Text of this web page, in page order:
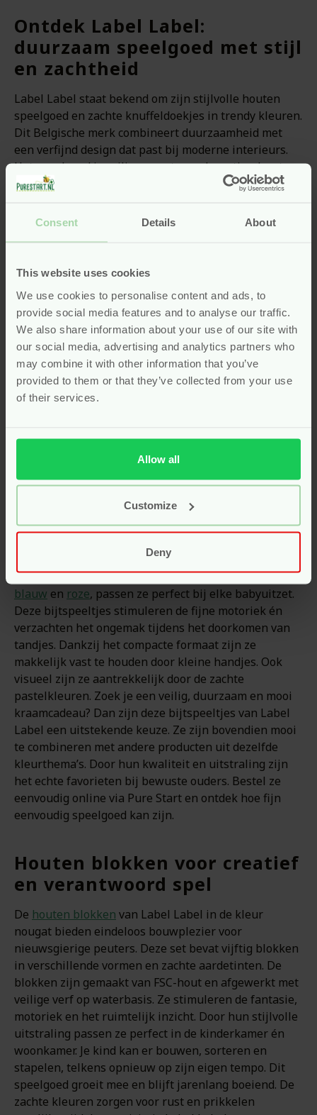
Consent Details About
This website uses cookies
We use cookies to personalise content and ads, to
provide social media features and to analyse our traffic.
We also share information about your use of our site with
our social media, advertising and analytics partners who
may combine it with other information that you’ve
provided to them or that they’ve collected from your use
of their services.
Allow all
Customize
Deny
Ontdek Label Label:
duurzaam speelgoed met stijl
en zachtheid
Label Label staat bekend om zijn stijlvolle houten
speelgoed en zachte knuffeldoekjes in trendy kleuren.
Dit Belgische merk combineert duurzaamheid met
een verfijnd design dat past bij moderne interieurs.
Het speelgoed is veilig, verantwoord en stimuleert
spelenderwijs de ontwikkeling van je kind. De
en hoogwaardige stoffen, vrij van schadelijke stoffen.
rustige kleuren en zachte vormen maken het
Pure Start vind je een uitgebreide selectie Label
Label-producten die passen bij elke fase van de
eerste kinderjaren. Of je nu op zoek bent naar een
lief kraamcadeau of educatief speelgoed: Label Label
heeft voor elk moment iets bijzonders. Ontdek
hieronder onze collectie en laat je verrassen door de
zachte wereld van Label Label.
Houten bijtspeeltjes die
comfort en motoriek
combineren
De houten bijtspeeltjes van Label Label zijn ideaal
tandjes. De konijntjes zijn gemaakt van duurzaam
hout en hebben een zachte afwerking. Verkrijgbaar in
blauw en roze, passen ze perfect bij elke babyuitzet.
Deze bijtspeeltjes stimuleren de fijne motoriek én
verzachten het ongemak tijdens het doorkomen van
tandjes. Dankzij het compacte formaat zijn ze
makkelijk vast te houden door kleine handjes. Ook
visueel zijn ze aantrekkelijk door de zachte
pastelkleuren. Zoek je een veilig, duurzaam en mooi
kraamcadeau? Dan zijn deze bijtspeeltjes van Label
Label een uitstekende keuze. Ze zijn bovendien mooi
te combineren met andere producten uit dezelfde
kleurthema’s. Door hun kwaliteit en uitstraling zijn
het echte favorieten bij bewuste ouders. Bestel ze
eenvoudig online via Pure Start en ontdek hoe fijn
eenvoudig speelgoed kan zijn.
Houten blokken voor creatief
en verantwoord spel
De houten blokken van Label Label in de kleur
nougat bieden eindeloos bouwplezier voor
nieuwsgierige peuters. Deze set bevat vijftig blokken
in verschillende vormen en zachte aardetinten. De
blokken zijn gemaakt van FSC-hout en afgewerkt met
veilige verf op waterbasis. Ze stimuleren de fantasie,
motoriek en het ruimtelijk inzicht. Door hun stijlvolle
uitstraling passen ze perfect in de kinderkamer én
woonkamer. Je kind kan er bouwen, sorteren en
stapelen, telkens opnieuw op zijn eigen tempo. Dit
speelgoed groeit mee en blijft jarenlang boeiend. De
zachte kleuren zorgen voor rust en prikkelen